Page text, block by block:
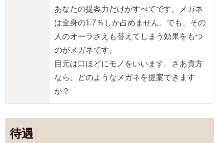
あなたの提案力だけがすべてです。メガネ
は全身の1.7％しか占めません。でも、その
人のオーラさえも替えてしまう効果をもつ
のがメガネです。
目元は口ほどにモノをいいます。さあ貴方
なら、どのようなメガネを提案できます
か？
待遇